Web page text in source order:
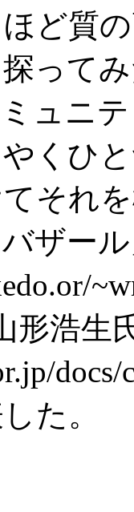
ど質
って
ュニ
くひ
それ
ザー
形浩
docs/
た。